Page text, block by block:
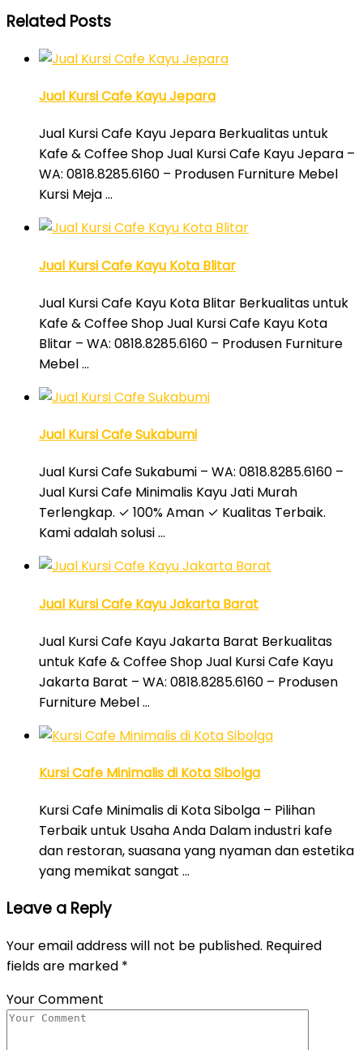
Related Posts
Jual Kursi Cafe Kayu Jepara
Jual Kursi Cafe Kayu Jepara Berkualitas untuk
Kafe & Coffee Shop Jual Kursi Cafe Kayu Jepara –
WA: 0818.8285.6160 – Produsen Furniture Mebel
Kursi Meja …
Jual Kursi Cafe Kayu Kota Blitar
Jual Kursi Cafe Kayu Kota Blitar Berkualitas untuk
Kafe & Coffee Shop Jual Kursi Cafe Kayu Kota
Blitar – WA: 0818.8285.6160 – Produsen Furniture
Mebel …
Jual Kursi Cafe Sukabumi
Jual Kursi Cafe Sukabumi – WA: 0818.8285.6160 –
Jual Kursi Cafe Minimalis Kayu Jati Murah
Terlengkap. ✓ 100% Aman ✓ Kualitas Terbaik.
Kami adalah solusi …
Jual Kursi Cafe Kayu Jakarta Barat
Jual Kursi Cafe Kayu Jakarta Barat Berkualitas
untuk Kafe & Coffee Shop Jual Kursi Cafe Kayu
Jakarta Barat – WA: 0818.8285.6160 – Produsen
Furniture Mebel …
Kursi Cafe Minimalis di Kota Sibolga
Kursi Cafe Minimalis di Kota Sibolga – Pilihan
Terbaik untuk Usaha Anda Dalam industri kafe
dan restoran, suasana yang nyaman dan estetika
yang memikat sangat …
Leave a Reply
Your email address will not be published. Required
fields are marked *
Your Comment